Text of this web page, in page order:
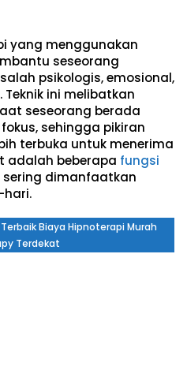
yang menggunakan
seseorang
psikologis, emosional,
ini melibatkan
seseorang berada
sehingga pikiran
terbuka untuk menerima
adalah beberapa fungsi
sering dimanfaatkan
hari.
Biaya Hipnoterapi Murah
Terdekat